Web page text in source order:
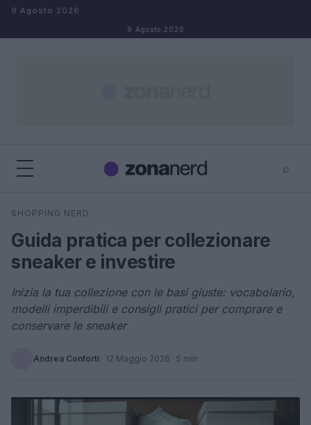
Salta al contenuto
9 Agosto 2026
9 Agosto 2026
⌕
Cerca
SHOPPING NERD
Guida pratica per collezionare
sneaker e investire
Inizia la tua collezione con le basi giuste: vocabolario,
modelli imperdibili e consigli pratici per comprare e
conservare le sneaker
Andrea Conforti · 12 Maggio 2026 · 5 min